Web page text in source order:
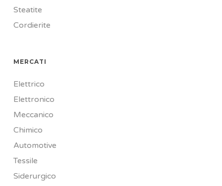
Steatite
Cordierite
MERCATI
Elettrico
Elettronico
Meccanico
Chimico
Automotive
Tessile
Siderurgico